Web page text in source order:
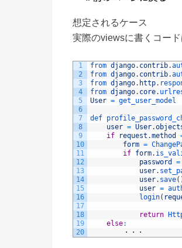
想定されるケース
実際のviewsに書くコード
1
2
3
4
5
6
7
8
9
10
11
12
13
14
15
16
17
18
19
20
from django. contrib.
from django. contrib.
from django. http.
from django. core.
User = get_user_model
def
user = User.
if
request .method
form =
if form.
password
=
user.
user. save(
user =
login(
return
else:
・・・